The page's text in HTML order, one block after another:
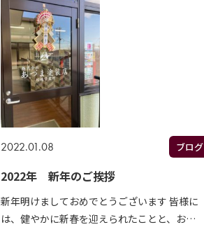
2022.01.08 ブログ
2022年 新年のご挨拶
新年明けましておめでとうございます 皆様に
は、健やかに新春を迎えられたことと、お…